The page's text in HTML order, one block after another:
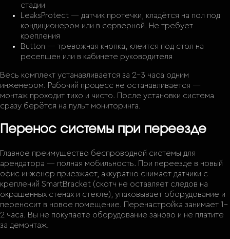
стадии
LeaksProtect — датчик протечки, кладётся на пол под
кондиционером или в серверной. Не требует
крепления
Button — тревожная кнопка, клеится под стол на
ресепшен или в кабинете руководителя
Весь комплект устанавливается за 2–3 часа одним
инженером. Рабочий процесс не останавливается —
монтаж проходит тихо и чисто. После установки система
сразу берётся на пульт мониторинга.
Перенос системы при переезде
Главное преимущество беспроводной системы для
арендатора — полная мобильность. При переезде в новый
офис инженер приезжает, аккуратно снимает датчики с
креплений SmartBracket (скотч не оставляет следов на
окрашенных стенах и стекле), упаковывает оборудование и
переносит в новое помещение. Перенастройка занимает 1–
2 часа. Вы не покупаете оборудование заново и не платите
за демонтаж.